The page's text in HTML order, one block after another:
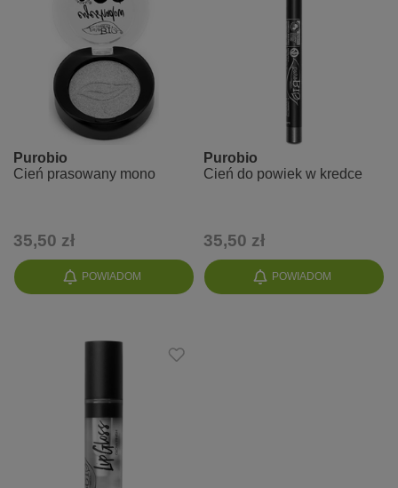
POWIADOM
Purobio
Cień prasowany mono
35,50 zł
POWIADOM
Purobio
Cień do powiek w kredce
35,50 zł